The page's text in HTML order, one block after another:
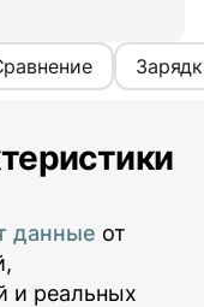
данные от
и реальных